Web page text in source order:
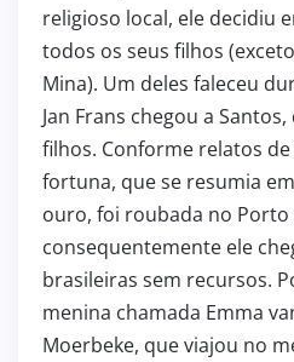
religioso local, ele decidiu
todos os seus filhos
Mina). Um deles faleceu
Jan Frans chegou a
filhos. Conforme relatos
fortuna, que se resumia
ouro, foi roubada no Porto
consequentemente ele
brasileiras sem recursos.
menina chamada Emma
Moerbeke, que viajou no